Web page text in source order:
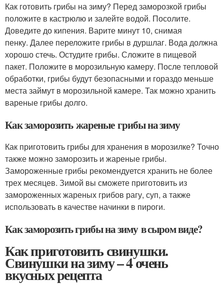
Как готовить грибы на зиму? Перед заморозкой грибы
положите в кастрюлю и залейте водой. Посолите.
Доведите до кипения. Варите минут 10, снимая
пенку. Далее переложите грибы в дуршлаг. Вода должна
хорошо стечь. Остудите грибы. Сложите в пищевой
пакет. Положите в морозильную камеру. После тепловой
обработки, грибы будут безопасными и гораздо меньше
места займут в морозильной камере. Так можно хранить
вареные грибы долго.
Как заморозить жареные грибы на зиму
Как приготовить грибы для хранения в морозилке? Точно
также можно заморозить и жареные грибы.
Замороженные грибы рекомендуется хранить не более
трех месяцев. Зимой вы сможете приготовить из
замороженных жареных грибов рагу, суп, а также
использовать в качестве начинки в пироги.
Как заморозить грибы на зиму в сыром виде?
Как приготовить свинушки.
Свинушки на зиму – 4 очень
вкусных рецепта